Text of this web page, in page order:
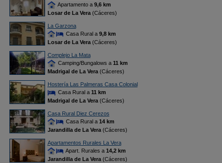
Apartamento a 9,6 km
Losar de La Vera(Cáceres)
La Garzona
Casa Rural a 9,8 km
Losar de La Vera(Cáceres)
Complejo La Mata
Camping/Bungalows a 11 km
Madrigal de La Vera(Cáceres)
Hostería Las Palmeras Casa Colonial
Casa Rural a 11 km
Madrigal de La Vera(Cáceres)
Casa Rural Diez Cerezos
Casa Rural a 14 km
Jarandilla de La Vera(Cáceres)
Apartamentos Rurales La Vera
Apart. Rurales a 14,2 km
Jarandilla de La Vera(Cáceres)